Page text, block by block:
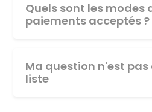
Quels sont les modes
paiements acceptés ?
Ma question n'est pas
liste